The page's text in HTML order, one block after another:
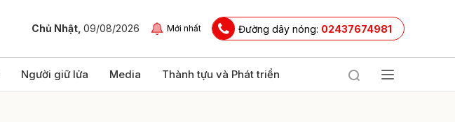
Chủ Nhật, 09/08/2026 Mới nhất Đường dây nóng: 02437674981
Người giữ lửa Media Thành tựu và Phát triển